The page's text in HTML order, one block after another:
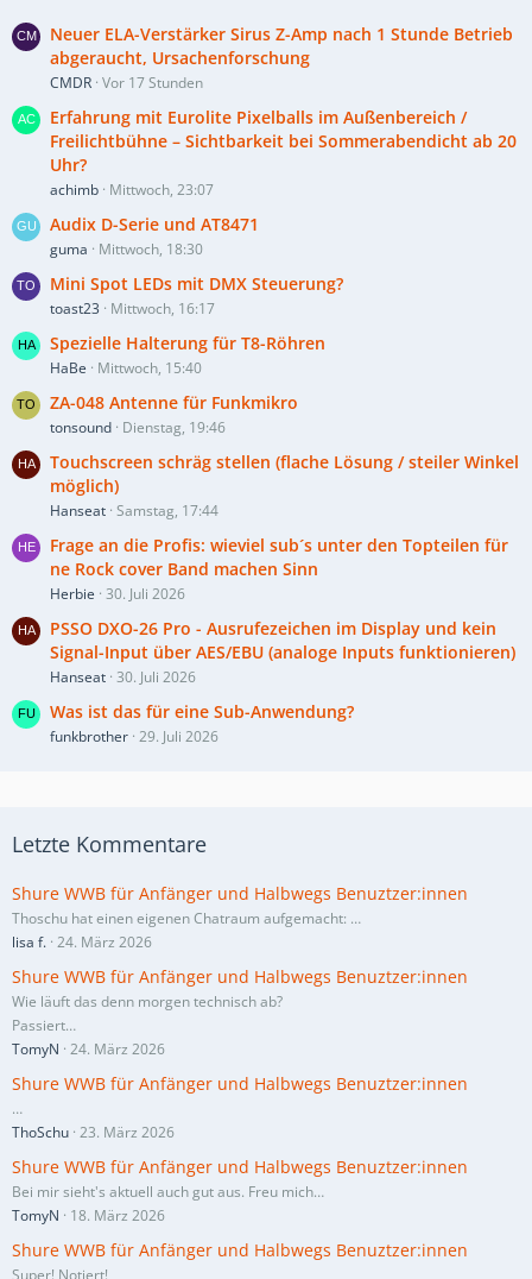
Neuer ELA-Verstärker Sirus Z-Amp nach 1 Stunde Betrieb
abgeraucht, Ursachenforschung
CMDR Vor 17 Stunden
Erfahrung mit Eurolite Pixelballs im Außenbereich /
Freilichtbühne – Sichtbarkeit bei Sommerabendicht ab 20
Uhr?
achimb Mittwoch, 23:07
Audix D-Serie und AT8471
guma Mittwoch, 18:30
Mini Spot LEDs mit DMX Steuerung?
toast23 Mittwoch, 16:17
Spezielle Halterung für T8-Röhren
HaBe Mittwoch, 15:40
ZA-048 Antenne für Funkmikro
tonsound Dienstag, 19:46
Touchscreen schräg stellen (flache Lösung / steiler Winkel
möglich)
Hanseat Samstag, 17:44
Frage an die Profis: wieviel sub´s unter den Topteilen für
ne Rock cover Band machen Sinn
Herbie 30. Juli 2026
PSSO DXO-26 Pro - Ausrufezeichen im Display und kein
Signal-Input über AES/EBU (analoge Inputs funktionieren)
Hanseat 30. Juli 2026
Was ist das für eine Sub-Anwendung?
funkbrother 29. Juli 2026
Letzte Kommentare
Shure WWB für Anfänger und Halbwegs Benuztzer:innen
Thoschu hat einen eigenen Chatraum aufgemacht: …
lisa f. 24. März 2026
Shure WWB für Anfänger und Halbwegs Benuztzer:innen
Wie läuft das denn morgen technisch ab?
Passiert…
TomyN 24. März 2026
Shure WWB für Anfänger und Halbwegs Benuztzer:innen
…
ThoSchu 23. März 2026
Shure WWB für Anfänger und Halbwegs Benuztzer:innen
Bei mir sieht's aktuell auch gut aus. Freu mich…
TomyN
18. März 2026
Shure WWB für Anfänger und Halbwegs Benuztzer:innen
Super! Notiert!